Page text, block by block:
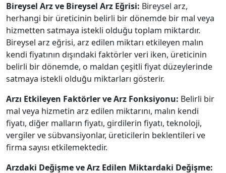
Bireysel Arz ve Bireysel Arz Eğrisi: Bireysel arz,
herhangi bir üreticinin belirli bir dönemde bir mal veya
hizmetten satmaya istekli olduğu toplam miktardır.
Bireysel arz eğrisi, arz edilen miktarı etkileyen malın
kendi fiyatının dışındaki faktörler veri iken, üreticinin
belirli bir dönemde, o maldan çeşitli fiyat düzeylerinde
satmaya istekli olduğu miktarları gösterir.
Arzı Etkileyen Faktörler ve Arz Fonksiyonu: Belirli bir
mal veya hizmetin arz edilen miktarını, malın kendi
fiyatı, diğer malların fiyatı, girdilerin fiyatı, teknoloji,
vergiler ve sübvansiyonlar, üreticilerin beklentileri ve
firma sayısı etkilemektedir.
Arzdaki Değişme ve Arz Edilen Miktardaki Değişme: